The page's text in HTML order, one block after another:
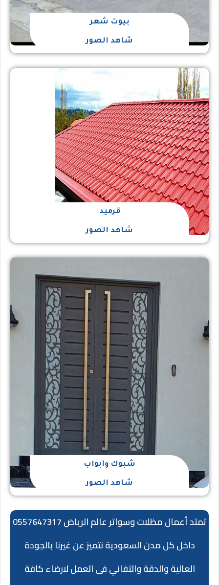
بيوت شعر
شاهد الصور
قرميد
شاهد الصور
شبوك وابواب
شاهد الصور
تمتد أعمال مظلات وسواتر عالم الرياض 0557647317
داخل كل مدن السعودية نتميز عن غيرنا بالجودة
العالية والدقة والتفاني فى العمل لارضاء كافة